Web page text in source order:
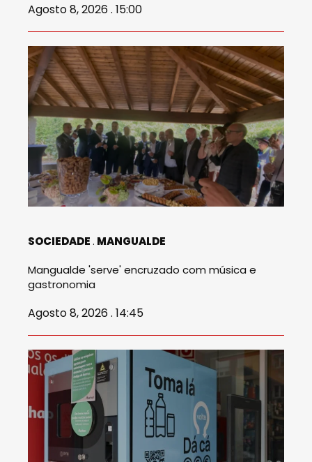
Agosto 8, 2026 . 15:00
SOCIEDADE MANGUALDE
Mangualde 'serve' encruzado com música e
gastronomia
Agosto 8, 2026 . 14:45